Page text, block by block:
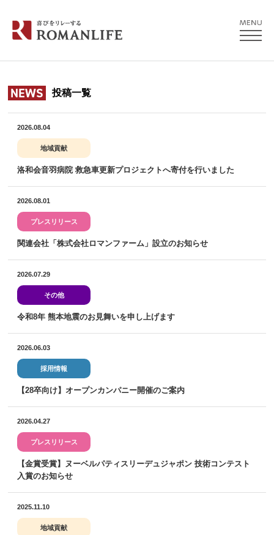
NEWS 投稿一覧
2026.08.04
地域貢献
洛和会音羽病院 救急車更新プロジェクトへ寄付を行いました
2026.08.01
プレスリリース
関連会社「株式会社ロマンファーム」設立のお知らせ
2026.07.29
その他
令和8年 熊本地震のお見舞いを申し上げます
2026.06.03
採用情報
【28卒向け】オープンカンパニー開催のご案内
2026.04.27
プレスリリース
【金賞受賞】ヌーベルパティスリーデュジャポン 技術コンテスト
入賞のお知らせ
2025.11.10
地域貢献